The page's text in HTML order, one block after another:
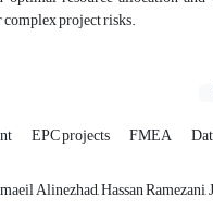
project risks.
EPC projects FMEA
Alinezhad, Hassan